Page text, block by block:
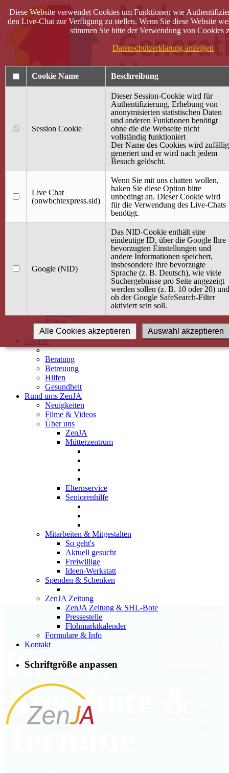
40 Jahre Mütterzentrum
Terminkalender
Gemeinsam aktiv
Gemeinsam unterwegs
wirFAIRändern
Angebot / Kurs suchen
Babybauch & Elternschaft
Gesundheit
Kultur
Alle Kurse
Dienste
Beratung
Betreuung
Hilfen
Gesundheit
Rund ums ZenJA
Neuigkeiten
Filme & Videos
Über uns
ZenJA
Mütterzentrum
Elternservice
Seniorenhilfe
Mitarbeiten & Mitgestalten
So geht's
Aktuell gesucht
Freiwillige
Ideen-Werkstatt
Spenden & Schenken
ZenJA Zeitung
ZenJA Zeitung & SHL-Bote
Pressestelle
Flohmarktkalender
Formulare & Info
Kontakt
Schriftgröße anpassen
Kurse,
Angebote &
Termine
Diese Website verwendet Cookies um Funktionen wie
den Live-Chat zur Verfügung zu stellen. Wenn Sie diese Website
stimmen Sie bitte der Verwendung von Cookies
Datenschutzerklärung anzeigen
Cookie Name Beschreibung
Session Cookie
Dieser Session-Cookie wird für
Authentifizierung, Erhebung von
anonymisierten statistischen Daten
und anderen Funktionen benötigt
ohne die die Webseite nicht
vollständig funktioniert
Der Name des Cookies wird zufällig
generiert und er wird nach jedem
Besuch gelöscht.
Live Chat
(onwbchtexpress.sid)
Wenn Sie mit uns chatten wollen,
haken Sie diese Option bitte
unbedingt an. Dieser Cookie wird
für die Verwendung des Live-Chats
benötigt.
Google (NID)
Das NID-Cookie enthält eine
eindeutige ID, über die Google Ihre
bevorzugten Einstellungen und
andere Informationen speichert,
insbesondere Ihre bevorzugte
Sprache (z. B. Deutsch), wie viele
Suchergebnisse pro Seite angezeigt
werden sollen (z. B. 10 oder 20) und
ob der Google SafeSearch-Filter
aktiviert sein soll.
Auswahl akzeptieren
Alle Cookies akzeptieren